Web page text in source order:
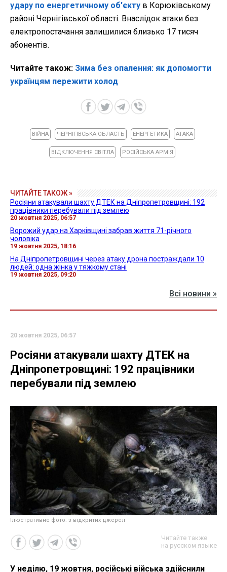
удару по енергетичному об'єкту в Корюківському
районі Чернігівської області. Внаслідок атаки без
електропостачання залишилися близько 17 тисяч
абонентів.
Читайте також: Зима без опалення: як допомогти
українцям пережити холод
ВІЙНА ЧЕРНІГІВСЬКА ОБЛАСТЬ ЕНЕРГЕТИКА АТАКА
ВІДКЛЮЧЕННЯ СВІТЛА РОСІЙСЬКА АРМІЯ
ЧИТАЙТЕ ТАКОЖ »
Росіяни атакували шахту ДТЕК на Дніпропетровщині: 192
працівники перебували під землею
20 жовтня 2025, 06:57
Ворожий удар на Харківщині забрав життя 71-річного
чоловіка
19 жовтня 2025, 18:16
На Дніпропетровщині через атаку дрона постраждали 10
людей: одна жінка у тяжкому стані
19 жовтня 2025, 09:20
Всі новини »
20 жовтня 2025, 06:57
Росіяни атакували шахту ДТЕК на
Дніпропетровщині: 192 працівники
перебували під землею
Ілюстративне фото: з відкритих джерел
Читайте также
на русском языке
У неділю, 19 жовтня, російські війська здійснили